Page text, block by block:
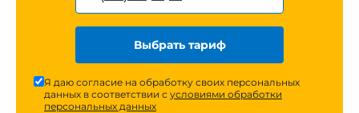
Выбрать тариф
Я даю согласие на обработку своих персональных
данных в соответствии с условиями обработки
персональных данных